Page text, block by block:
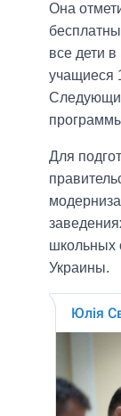
Она
все дети
учащиеся
Для
школьных
Украины.